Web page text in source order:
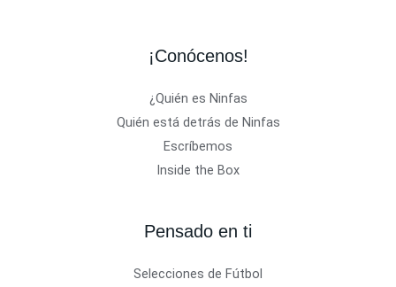
¡Conócenos!
¿Quién es Ninfas
Quién está detrás de Ninfas
Escríbemos
Inside the Box
Pensado en ti
Selecciones de Fútbol